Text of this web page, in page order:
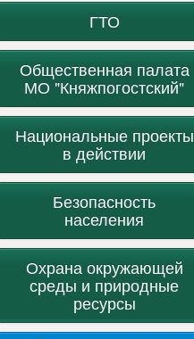
ГТО
Общественная палата
МО "Княжпогостский"
Национальные проекты
в действии
Безопасность
населения
Охрана окружающей
среды и природные
ресурсы